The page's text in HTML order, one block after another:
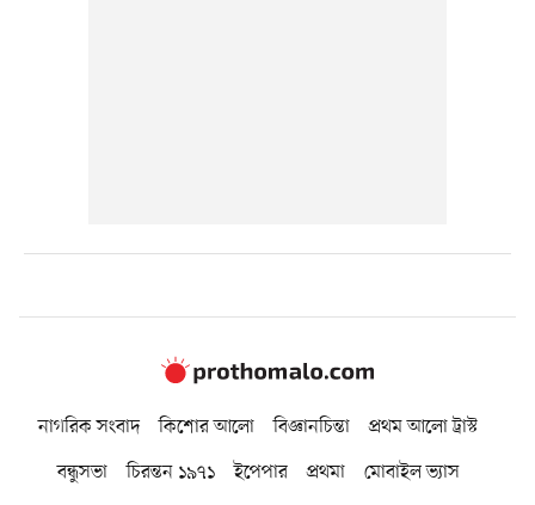
নাগরিক সংবাদ কিশোর আলো বিজ্ঞানচিন্তা
প্রথম আলো ট্রাস্ট
বন্ধুসভা
চিরন্তন ১৯৭১ ইপেপার প্রথমা মোবাইল ভ্যাস